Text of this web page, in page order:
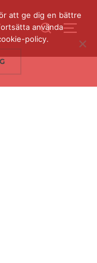
Sök
efter:
att ge dig en bättre
använda
policy.